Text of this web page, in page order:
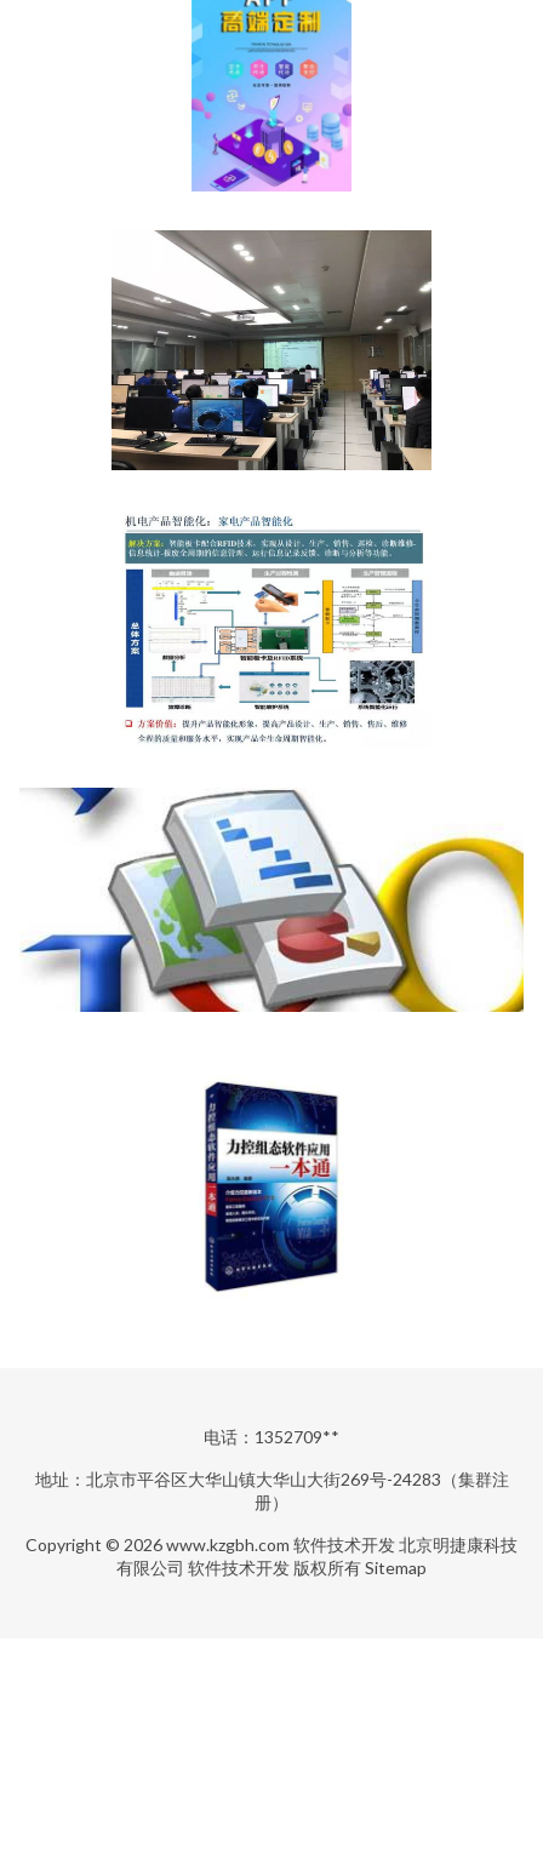
电话：1352709**
地址：北京市平谷区大华山镇大华山大街269号-24283（集群注
册）
Copyright © 2026www.kzgbh.com 软件技术开发北京明捷康科技
有限公司 软件技术开发 版权所有Sitemap